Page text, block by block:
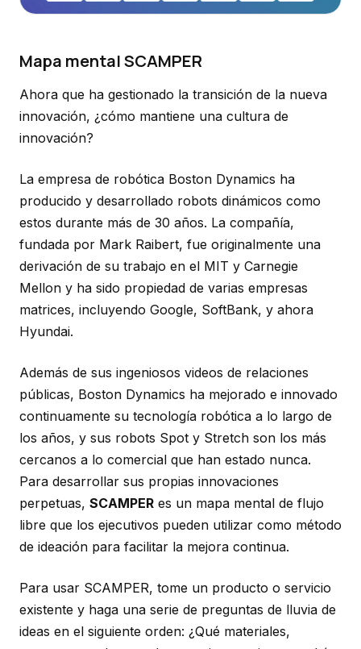
Mapa mental SCAMPER
Ahora que ha gestionado la transición de la nueva
innovación, ¿cómo mantiene una cultura de
innovación?
La empresa de robótica Boston Dynamics ha
producido y desarrollado robots dinámicos como
estos durante más de 30 años. La compañía,
fundada por Mark Raibert, fue originalmente una
derivación de su trabajo en el MIT y Carnegie
Mellon y ha sido propiedad de varias empresas
matrices, incluyendo Google, SoftBank, y ahora
Hyundai.
Además de sus ingeniosos videos de relaciones
públicas, Boston Dynamics ha mejorado e innovado
continuamente su tecnología robótica a lo largo de
los años, y sus robots Spot y Stretch son los más
cercanos a lo comercial que han estado nunca.
Para desarrollar sus propias innovaciones
perpetuas, SCAMPER es un mapa mental de flujo
libre que los ejecutivos pueden utilizar como método
de ideación para facilitar la mejora continua.
Para usar SCAMPER, tome un producto o servicio
existente y haga una serie de preguntas de lluvia de
ideas en el siguiente orden: ¿Qué materiales,